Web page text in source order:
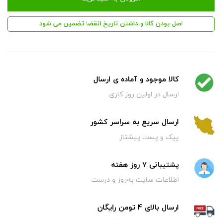
اصل بودن کالا و داشتن تاریخ انقضا تضمین می شود
کالا موجود و آماده ی ارسال
ارسال در اولین روز کاری
ارسال سریع به سراسر کشور
پیک و پست پیشتاز
پشتیبانی 7 روز هفته
اطلاعات سایت به‌روز و درست
ارسال بالای 4 تومن رایگان